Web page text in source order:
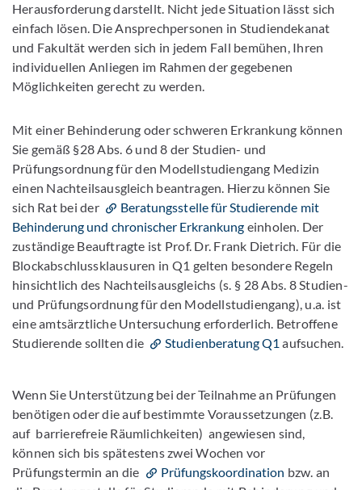
Herausforderung darstellt. Nicht jede Situation lässt sich
einfach lösen. Die Ansprechpersonen in Studiendekanat
und Fakultät werden sich in jedem Fall bemühen, Ihren
individuellen Anliegen im Rahmen der gegebenen
Möglichkeiten gerecht zu werden.
Mit einer Behinderung oder schweren Erkrankung können
Sie gemäß §28 Abs. 6 und 8 der Studien- und
Prüfungsordnung für den Modellstudiengang Medizin
einen Nachteilsausgleich beantragen. Hierzu können Sie
sich Rat bei der
Beratungsstelle für Studierende mit
Behinderung und chronischer Erkrankung einholen. Der
zuständige Beauftragte ist Prof. Dr. Frank Dietrich. Für die
Blockabschlussklausuren in Q1 gelten besondere Regeln
hinsichtlich des Nachteilsausgleichs (s. § 28 Abs. 8 Studien-
und Prüfungsordnung für den Modellstudiengang), u.a. ist
eine amtsärztliche Untersuchung erforderlich. Betroffene
Studierende sollten die
Studienberatung Q1 aufsuchen.
Wenn Sie Unterstützung bei der Teilnahme an Prüfungen
benötigen oder die auf bestimmte Voraussetzungen (z.B.
auf barrierefreie Räumlichkeiten) angewiesen sind,
können sich bis spätestens zwei Wochen vor
Prüfungstermin an die
Prüfungskoordination bzw. an